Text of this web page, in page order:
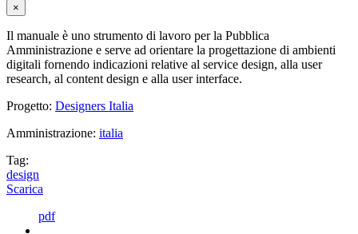
×
Il manuale è uno strumento di lavoro per la Pubblica
Amministrazione e serve ad orientare la progettazione di ambienti
digitali fornendo indicazioni relative al service design, alla user
research, al content design e alla user interface.
Progetto: Designers Italia
Amministrazione: italia
Tag:
design
Scarica
pdf